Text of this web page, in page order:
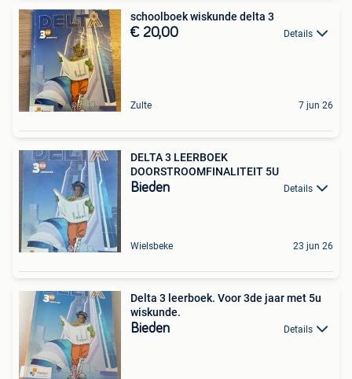
schoolboek wiskunde delta 3
€ 20,00 Details
Zulte 7 jun 26
DELTA 3 LEERBOEK
DOORSTROOMFINALITEIT 5U
Bieden Details
Wielsbeke 23 jun 26
Delta 3 leerboek. Voor 3de jaar met 5u
wiskunde.
Bieden Details